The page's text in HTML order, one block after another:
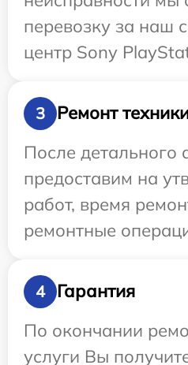
перевозку за наш
центр Sony
3
Ремонт
После детального
предоставим на
работ, время
ремонтные
4
Гарантия
По окончании
услуги Вы